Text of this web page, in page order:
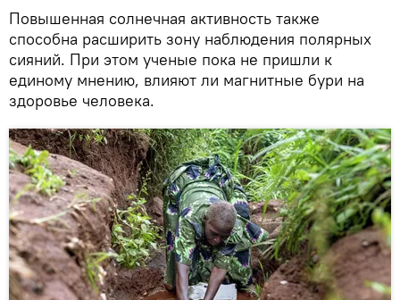
Повышенная солнечная активность также
способна расширить зону наблюдения полярных
сияний. При этом ученые пока не пришли к
единому мнению, влияют ли магнитные бури на
здоровье человека.